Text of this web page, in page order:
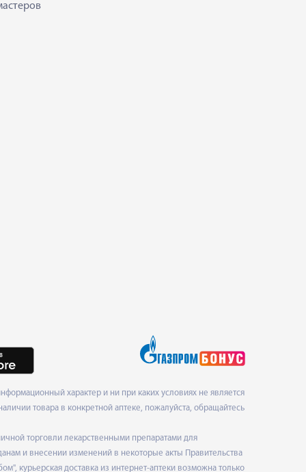
характер и ни при каких условиях не является
товара в конкретной аптеке, пожалуйста, обращайтесь
торговли лекарственными препаратами для
и внесении изменений в некоторые акты Правительства
курьерская доставка из интернет-аптеки возможна только